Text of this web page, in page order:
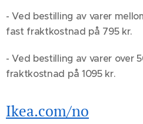
- Ved bestilling av varer
fast fraktkostnad på 795 kr.
- Ved bestilling av varer over
fraktkostnad på 1095 kr.
Ikea.com/no